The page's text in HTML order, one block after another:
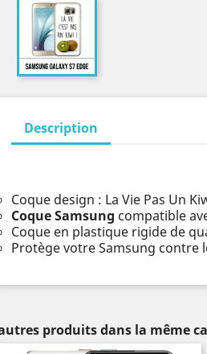
Description
Coque design : La Vie Pas Un
Coque Samsung compatible
Coque en plastique rigide de
Protège votre Samsung contre
produits dans la même